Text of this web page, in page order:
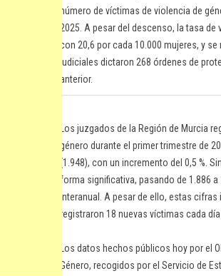
número de víctimas de violencia de
2025. A pesar del descenso, la tasa
con 20,6 por cada 10.000 mujeres, y
judiciales dictaron 268 órdenes de
anterior.
Los juzgados de la Región de Murcia
género durante el primer trimestre de
(1.948), con un incremento del 0,5 %.
forma significativa, pasando de 1.886
interanual. A pesar de ello, estas
registraron 18 nuevas víctimas cada
Los datos hechos públicos hoy por el
Género, recogidos por el Servicio de